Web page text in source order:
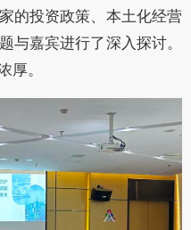
的投资政策、本土化经营
与嘉宾进行了深入探讨。
厚。